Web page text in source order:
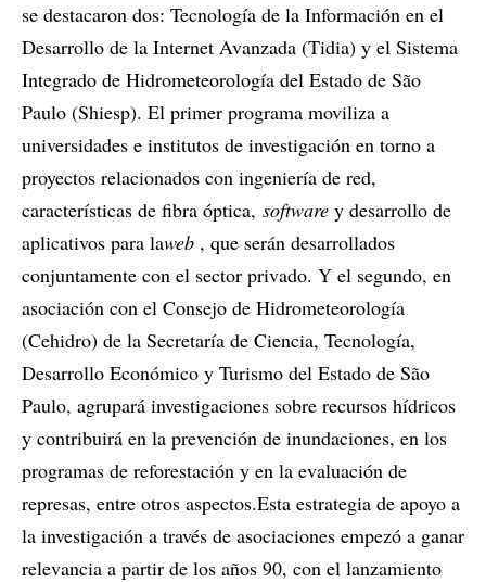
se destacaron dos: Tecnología de la Información en el
Desarrollo de la Internet Avanzada (Tidia) y el Sistema
Integrado de Hidrometeorología del Estado de São
Paulo (Shiesp). El primer programa moviliza a
universidades e institutos de investigación en torno a
proyectos relacionados con ingeniería de red,
características de fibra óptica, software y desarrollo de
aplicativos para laweb , que serán desarrollados
conjuntamente con el sector privado. Y el segundo, en
asociación con el Consejo de Hidrometeorología
(Cehidro) de la Secretaría de Ciencia, Tecnología,
Desarrollo Económico y Turismo del Estado de São
Paulo, agrupará investigaciones sobre recursos hídricos
y contribuirá en la prevención de inundaciones, en los
programas de reforestación y en la evaluación de
represas, entre otros aspectos.Esta estrategia de apoyo a
la investigación a través de asociaciones empezó a ganar
relevancia a partir de los años 90, con el lanzamiento